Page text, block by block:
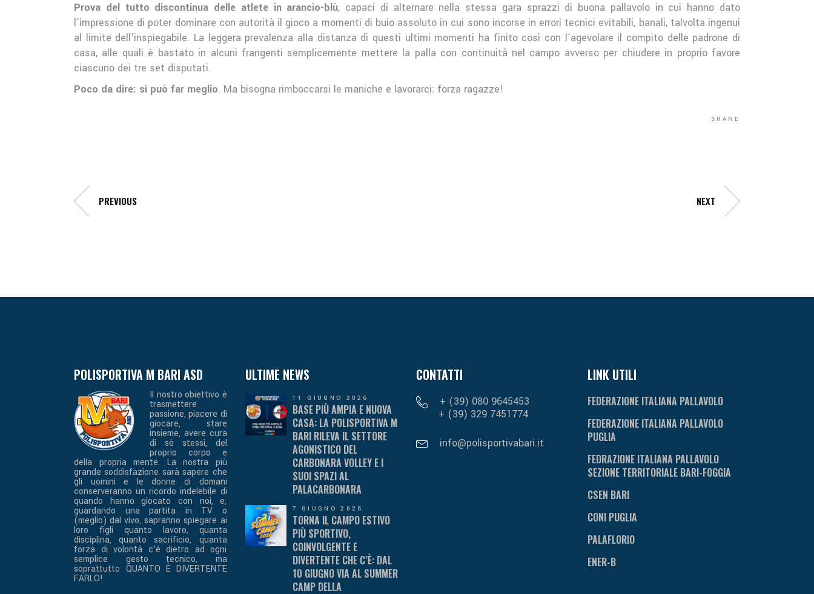
Prova del tutto discontinua delle atlete in arancio-blù, capaci di alternare nella stessa gara sprazzi di buona pallavolo in cui hanno dato
l’impressione di poter dominare con autorità il gioco a momenti di buio assoluto in cui sono incorse in errori tecnici evitabili, banali, talvolta ingenui
al limite dell’inspiegabile. La leggera prevalenza alla distanza di questi ultimi momenti ha finito così con l’agevolare il compito delle padrone di
casa, alle quali è bastato in alcuni frangenti semplicemente mettere la palla con continuità nel campo avverso per chiudere in proprio favore
ciascuno dei tre set disputati.
Poco da dire: si può far meglio. Ma bisogna rimboccarsi le maniche e lavorarci: forza ragazze!
SHARE
PREVIOUS NEXT
POLISPORTIVA M BARI ASD
Il nostro obiettivo è
trasmettere
passione, piacere di
giocare, stare
insieme, avere cura
di sè stessi, del
proprio corpo e
della propria mente. La nostra più
grande soddisfazione sarà sapere che
gli uomini e le donne di domani
conserveranno un ricordo indelebile di
quando hanno giocato con noi, e,
guardando una partita in TV o
(meglio) dal vivo, sapranno spiegare ai
loro figli quanto lavoro, quanta
disciplina, quanto sacrificio, quanta
forza di volontà c’è dietro ad ogni
semplice gesto tecnico, ma
soprattutto QUANTO È DIVERTENTE
FARLO!
ULTIME NEWS
11 GIUGNO 2026
BASE PIÙ AMPIA E NUOVA
CASA: LA POLISPORTIVA M
BARI RILEVA IL SETTORE
AGONISTICO DEL
CARBONARA VOLLEY E I
SUOI SPAZI AL
PALACARBONARA
7 GIUGNO 2026
TORNA IL CAMPO ESTIVO
PIÙ SPORTIVO,
COINVOLGENTE E
DIVERTENTE CHE C’È: DAL
10 GIUGNO VIA AL SUMMER
CAMP DELLA
CONTATTI
+ (39) 080 9645453
+ (39) 329 7451774
info@polisportivabari.it
LINK UTILI
FEDERAZIONE ITALIANA PALLAVOLO
FEDERAZIONE ITALIANA PALLAVOLO
PUGLIA
FEDRAZIONE ITALIANA PALLAVOLO
SEZIONE TERRITORIALE BARI-FOGGIA
CSEN BARI
CONI PUGLIA
PALAFLORIO
ENER-B